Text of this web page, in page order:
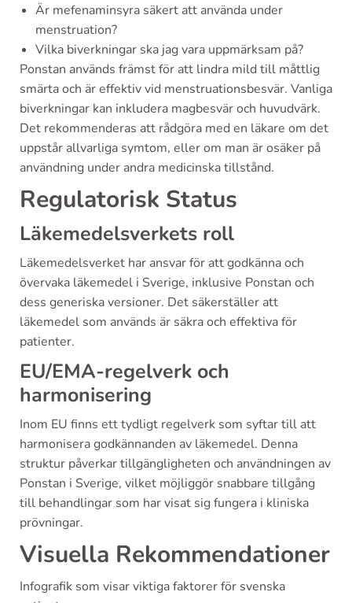
Är mefenaminsyra säkert att använda under
menstruation?
Vilka biverkningar ska jag vara uppmärksam på?
Ponstan används främst för att lindra mild till måttlig
smärta och är effektiv vid menstruationsbesvär. Vanliga
biverkningar kan inkludera magbesvär och huvudvärk.
Det rekommenderas att rådgöra med en läkare om det
uppstår allvarliga symtom, eller om man är osäker på
användning under andra medicinska tillstånd.
Regulatorisk Status
Läkemedelsverkets roll
Läkemedelsverket har ansvar för att godkänna och
övervaka läkemedel i Sverige, inklusive Ponstan och
dess generiska versioner. Det säkerställer att
läkemedel som används är säkra och effektiva för
patienter.
EU/EMA-regelverk och
harmonisering
Inom EU finns ett tydligt regelverk som syftar till att
harmonisera godkännanden av läkemedel. Denna
struktur påverkar tillgängligheten och användningen av
Ponstan i Sverige, vilket möjliggör snabbare tillgång
till behandlingar som har visat sig fungera i kliniska
prövningar.
Visuella Rekommendationer
Infografik som visar viktiga faktorer för svenska